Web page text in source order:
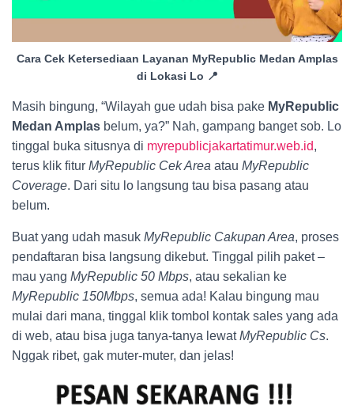
Cara Cek Ketersediaan Layanan MyRepublic Medan Amplas
di Lokasi Lo 📍
Masih bingung, “Wilayah gue udah bisa pake MyRepublic
Medan Amplas belum, ya?” Nah, gampang banget sob. Lo
tinggal buka situsnya di myrepublicjakartatimur.web.id,
terus klik fitur MyRepublic Cek Area atau MyRepublic
Coverage. Dari situ lo langsung tau bisa pasang atau
belum.
Buat yang udah masuk MyRepublic Cakupan Area, proses
pendaftaran bisa langsung dikebut. Tinggal pilih paket –
mau yang MyRepublic 50 Mbps, atau sekalian ke
MyRepublic 150Mbps, semua ada! Kalau bingung mau
mulai dari mana, tinggal klik tombol kontak sales yang ada
di web, atau bisa juga tanya-tanya lewatMyRepublic Cs.
Nggak ribet, gak muter-muter, dan jelas!